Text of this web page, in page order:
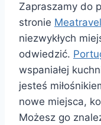
Zapraszamy do
stronie Meatravel
niezwykłych
odwiedzić.
wspaniałej
jesteś
nowe miejsca,
Możesz go